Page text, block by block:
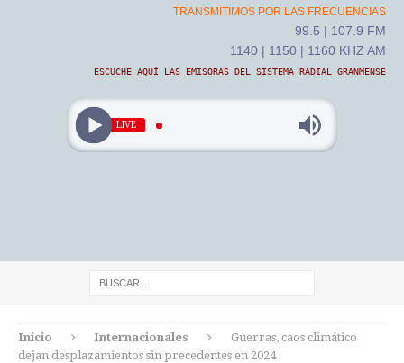
TRANSMITIMOS POR LAS FRECUENCIAS
99.5 | 107.9 FM
1140 | 1150 | 1160 KHZ AM
ESCUCHE AQUÍ LAS EMISORAS DEL SISTEMA RADIAL GRANMENSE
LIVE
Inicio Internacionales
Guerras, caos climático
dejan desplazamientos sin precedentes en 2024